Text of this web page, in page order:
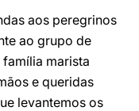
aos peregrinos
ao grupo de
marista
e queridas
levantemos os